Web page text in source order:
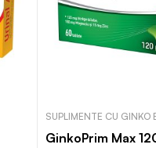
SUPLIMENTE CU GINKO
GinkoPrim Max